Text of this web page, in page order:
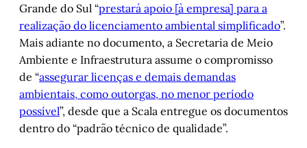
Grande do Sul “prestará apoio [à empresa] para a
realização do licenciamento ambiental simplificado”.
Mais adiante no documento, a Secretaria de Meio
Ambiente e Infraestrutura assume o compromisso
de “assegurar licenças e demais demandas
ambientais, como outorgas, no menor período
possível”, desde que a Scala entregue os documentos
dentro do “padrão técnico de qualidade”.